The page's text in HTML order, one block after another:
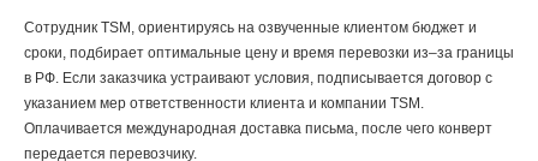
Сотрудник TSM, ориентируясь на озвученные клиентом бюджет и
сроки, подбирает оптимальные цену и время перевозки из–за границы
в РФ. Если заказчика устраивают условия, подписывается договор с
указанием мер ответственности клиента и компании TSM.
Оплачивается международная доставка письма, после чего конверт
передается перевозчику.